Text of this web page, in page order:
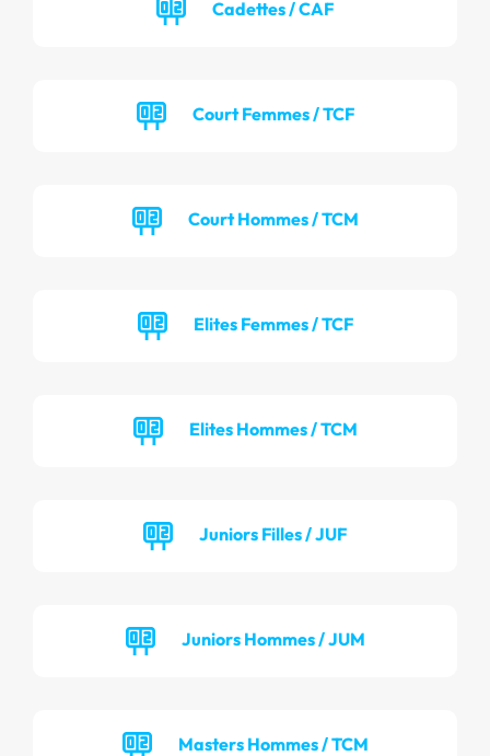
Cadettes / CAF
Court Femmes / TCF
Court Hommes / TCM
Elites Femmes / TCF
Elites Hommes / TCM
Juniors Filles / JUF
Juniors Hommes / JUM
Masters Hommes / TCM